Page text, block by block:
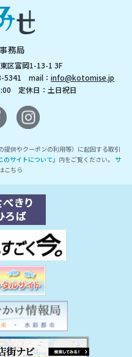
務局
区富岡1-13-1 3F
5341 mail： info@kotomise.jp
定休日：土日祝日
供やクーポンの利用等）に起因する取引
のサイトについて』内をご覧ください。 サ
こちら